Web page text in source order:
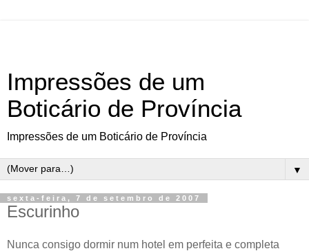
Impressões de um
Boticário de Província
Impressões de um Boticário de Província
▼
sexta-feira, 7 de setembro de 2007
Escurinho
Nunca consigo dormir num hotel em perfeita e completa